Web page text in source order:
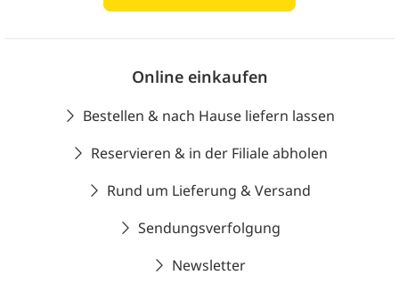
Online einkaufen
Bestellen & nach Hause liefern lassen
Reservieren & in der Filiale abholen
Rund um Lieferung & Versand
Sendungsverfolgung
Newsletter